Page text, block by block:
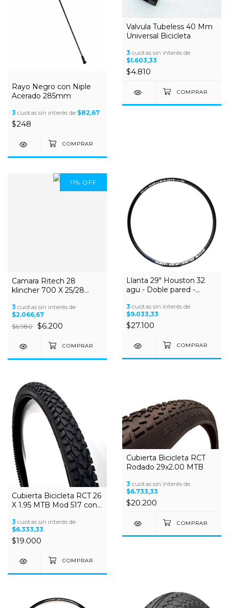
Rayo Negro con Niple
Acerado 285mm
3 cuotas sin interés de $82,67
$248
Valvula Tubeless 40 Mm
Universal Bicicleta
3 cuotas sin interés de
$1.603,33
$4.810
11% OFF
Camara Ritech 28
klincher 700 X 25/28
3 cuotas sin interés de
$2.066,67
$6.980 $6.200
Llanta 29" Houston 32
agu - Doble pared -
3 cuotas sin interés de
$9.033,33
$27.100
Cubierta Bicicleta RCT 26
X 1.95 MTB Mod 517 con
3 cuotas sin interés de
$6.333,33
$19.000
Cubierta Bicicleta RCT
Rodado 29x2.00 MTB
3 cuotas sin interés de
$6.733,33
$20.200